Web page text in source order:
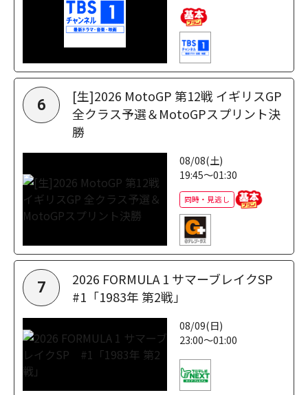
6
[生]2026 MotoGP 第12戦 イギリスGP
全クラス予選＆MotoGPスプリント決
勝
08/08(土)
19:45～01:30
同時・見逃し
7
2026 FORMULA 1 サマーブレイクSP
#1「1983年 第2戦」
08/09(日)
23:00～01:00